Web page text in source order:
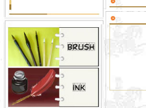
大草 狂草 草
白隶书书法